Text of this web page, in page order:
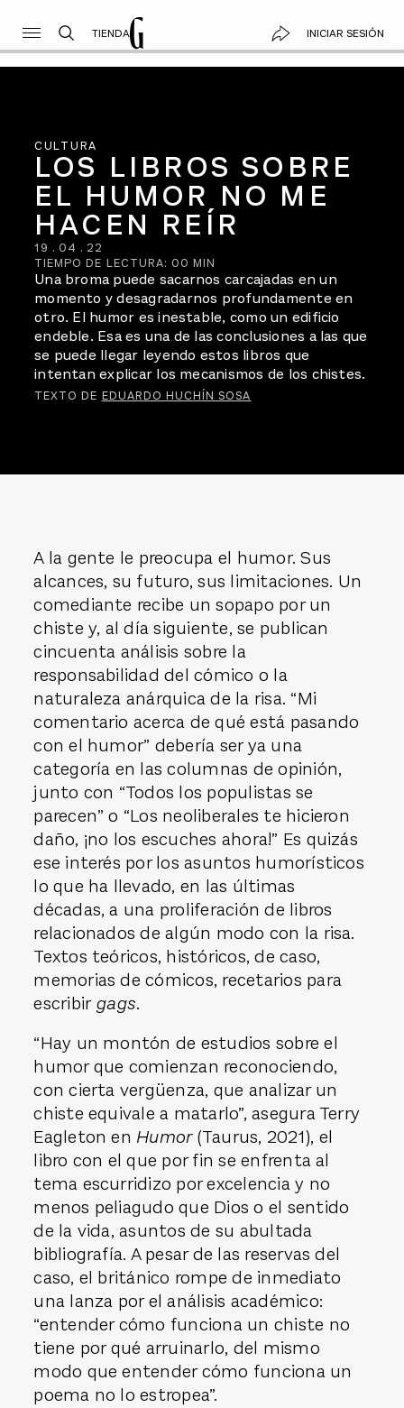
TIENDA INICIAR SESIÓN
CULTURA
LOS LIBROS SOBRE
EL HUMOR NO ME
HACEN REÍR
19 . 04 . 22
TIEMPO DE LECTURA: 00 MIN
Una broma puede sacarnos carcajadas en un
momento y desagradarnos profundamente en
otro. El humor es inestable, como un edificio
endeble. Esa es una de las conclusiones a las que
se puede llegar leyendo estos libros que
intentan explicar los mecanismos de los chistes.
TEXTO DE EDUARDO HUCHÍN SOSA
A la gente le preocupa el humor. Sus
alcances, su futuro, sus limitaciones. Un
comediante recibe un sopapo por un
chiste y, al día siguiente, se publican
cincuenta análisis sobre la
responsabilidad del cómico o la
naturaleza anárquica de la risa. “Mi
comentario acerca de qué está pasando
con el humor” debería ser ya una
categoría en las columnas de opinión,
junto con “Todos los populistas se
parecen” o “Los neoliberales te hicieron
daño, ¡no los escuches ahora!” Es quizás
ese interés por los asuntos humorísticos
lo que ha llevado, en las últimas
décadas, a una proliferación de libros
relacionados de algún modo con la risa.
Textos teóricos, históricos, de caso,
memorias de cómicos, recetarios para
escribirgags.
“Hay un montón de estudios sobre el
humor que comienzan reconociendo,
con cierta vergüenza, que analizar un
chiste equivale a matarlo”, asegura Terry
Eagleton en Humor(Taurus, 2021), el
libro con el que por fin se enfrenta al
tema escurridizo por excelencia y no
menos peliagudo que Dios o el sentido
de la vida, asuntos de su abultada
bibliografía. A pesar de las reservas del
caso, el británico rompe de inmediato
una lanza por el análisis académico:
“entender cómo funciona un chiste no
tiene por qué arruinarlo, del mismo
modo que entender cómo funciona un
poema no lo estropea”.